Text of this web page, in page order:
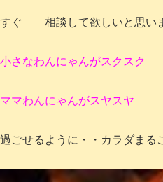
すぐ 相談して欲しいと思いま
小さなわんにゃんがスクスク
ママわんにゃんがスヤスヤ
過ごせるように・・カラダまる